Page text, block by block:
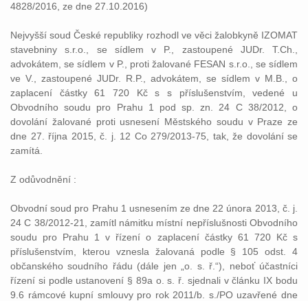
4828/2016, ze dne 27.10.2016)
Nejvyšší soud České republiky rozhodl ve věci žalobkyně IZOMAT
stavebniny s.r.o., se sídlem v P., zastoupené JUDr. T.Ch.,
advokátem, se sídlem v P., proti žalované FESAN s.r.o., se sídlem
ve V., zastoupené JUDr. R.P., advokátem, se sídlem v M.B., o
zaplacení částky 61 720 Kč s s příslušenstvím, vedené u
Obvodního soudu pro Prahu 1 pod sp. zn. 24 C 38/2012, o
dovolání žalované proti usnesení Městského soudu v Praze ze
dne 27. října 2015, č. j. 12 Co 279/2013-75, tak, že dovolání se
zamítá.
Z odůvodnění :
Obvodní soud pro Prahu 1 usnesením ze dne 22 února 2013, č. j.
24 C 38/2012-21, zamítl námitku místní nepříslušnosti Obvodního
soudu pro Prahu 1 v řízení o zaplacení částky 61 720 Kč s
příslušenstvím, kterou vznesla žalovaná podle § 105 odst. 4
občanského soudního řádu (dále jen „o. s. ř.“), neboť účastníci
řízení si podle ustanovení § 89a o. s. ř. sjednali v článku IX bodu
9.6 rámcové kupní smlouvy pro rok 2011/b. s./PO uzavřené dne